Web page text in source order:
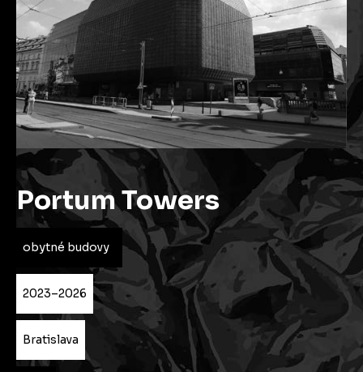
Portum Towers
obytné budovy
2023–2026
Bratislava